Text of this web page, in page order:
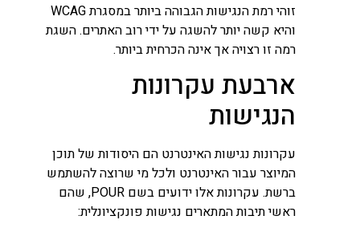
זוהי רמת הנגישות הגבוהה ביותר במסגרת WCAG
והיא קשה יותר להשגה על ידי רוב האתרים. השגת
רמה זו רצויה אך אינה הכרחית ביותר.
ארבעת עקרונות
הנגישות
עקרונות נגישות האינטרנט הם היסודות של תוכן
המיוצר עבור האינטרנט ולכל מי שרוצה להשתמש
ברשת. עקרונות אלו ידועים בשם POUR, שהם
ראשי תיבות המתארים נגישות פונקציונלית: